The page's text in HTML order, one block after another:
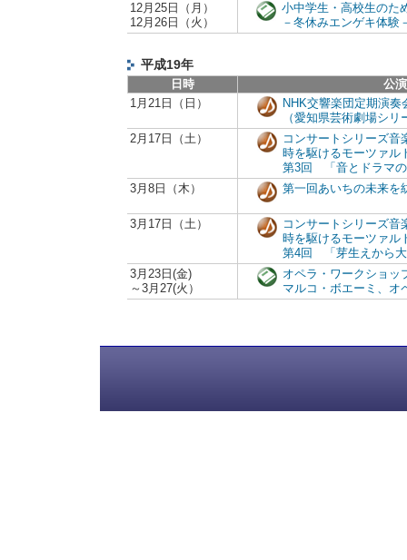
12月25日（月）
12月26日（火）
小中学生・高校生のた
－冬休みエンゲキ体験
平成19年
日時
公
1月21日（日）
NHK交響楽団定期演奏
（愛知県芸術劇場シリ
2月17日（土）
コンサートシリーズ音
時を駆けるモーツァル
第3回 「音とドラマ
3月8日（木）
第一回あいちの未来を
3月17日（土）
コンサートシリーズ音
時を駆けるモーツァル
第4回 「芽生えから
3月23日(金)
～3月27(火）
オペラ・ワークショッ
マルコ・ボエーミ、オ